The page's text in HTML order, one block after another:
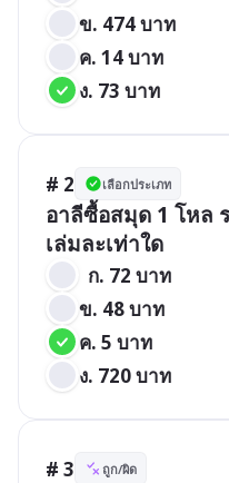
ข. 474 บาท
ค. 14 บาท
ง. 73 บาท
# 2 เลือกประเภท
อาลีซื้อสมุด 1 โหล
เล่มละเท่าใด
ข. 48 บาท
ค. 5 บาท
# 3 ถูก/ผิด